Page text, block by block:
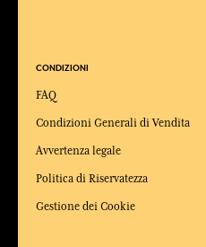
CONDIZIONI
FAQ
Condizioni Generali di Vendita
Avvertenza legale
Politica di Riservatezza
Gestione dei Cookie